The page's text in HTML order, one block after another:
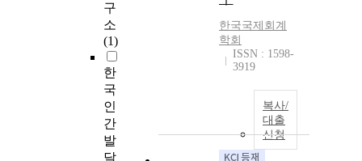
구
소
(1)
한
국
인
간
발
달
한국국제회계
학회
ISSN : 1598-
3919
복사/
대출
신청